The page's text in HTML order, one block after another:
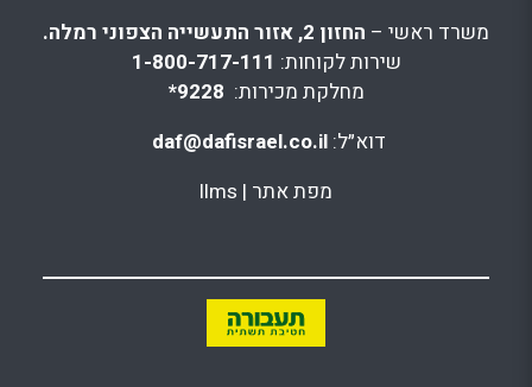
משרד ראשי – החזון 2, אזור התעשייה הצפוני רמלה.
שירות לקוחות: 1-800-717-111
מחלקת מכירות: 9228*
דוא״ל: daf@dafisrael.co.il
מפת אתר |
llms